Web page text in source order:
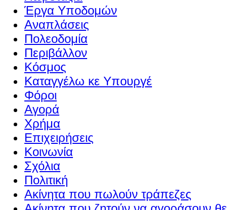
Έργα Υποδομών
Αναπλάσεις
Πολεοδομία
Περιβάλλον
Κόσμος
Καταγγέλω κε Υπουργέ
Φόροι
Αγορά
Χρήμα
Επιχειρήσεις
Κοινωνία
Σχόλια
Πολιτική
Ακίνητα που πωλούν τράπεζες